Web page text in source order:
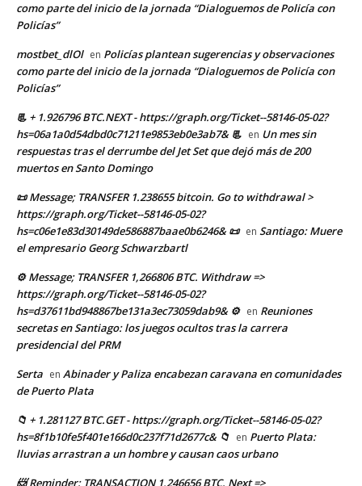
como parte del inicio de la jornada “Dialoguemos de Policía con
Policías”
mostbet_dlOl en Policías plantean sugerencias y observaciones
como parte del inicio de la jornada “Dialoguemos de Policía con
Policías”
📃 + 1.926796 BTC.NEXT - https://graph.org/Ticket--58146-05-02?
hs=06a1a0d54dbd0c71211e9853eb0e3ab7& 📃 en Un mes sin
respuestas tras el derrumbe del Jet Set que dejó más de 200
muertos en Santo Domingo
📜 Message; TRANSFER 1.238655 bitcoin. Go to withdrawal >
https://graph.org/Ticket--58146-05-02?
hs=c06e1e83d30149de586887baae0b6246& 📜 en Santiago: Muere
el empresario Georg Schwarzbartl
⚙ Message; TRANSFER 1,266806 BTC. Withdraw =>
https://graph.org/Ticket--58146-05-02?
hs=d37611bd948867be131a3ec73059dab9& ⚙ en Reuniones
secretas en Santiago: los juegos ocultos tras la carrera
presidencial del PRM
Serta en Abinader y Paliza encabezan caravana en comunidades
de Puerto Plata
📁 + 1.281127 BTC.GET - https://graph.org/Ticket--58146-05-02?
hs=8f1b10fe5f401e166d0c237f71d2677c& 📁 en Puerto Plata:
lluvias arrastran a un hombre y causan caos urbano
📨 Reminder: TRANSACTION 1,246656 BTC. Next =>